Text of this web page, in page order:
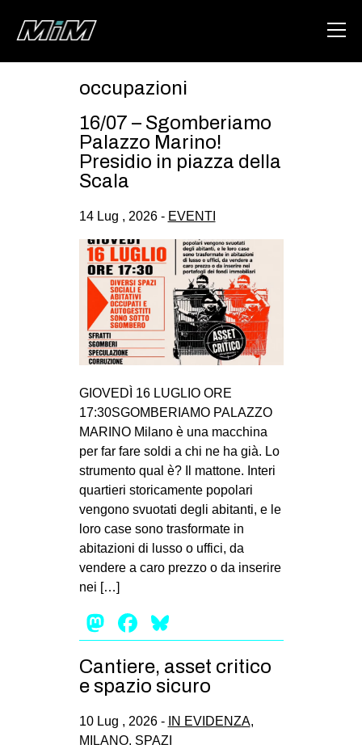
ABOUT
AREA
CSOA LAMBRETTA
MSM
STUDENTI TSUNAMI
ZAM
MOBILITAZIONI
SPAZI
SPORT POPOLARE
MOVIMENTI
AMBIENTE
ANTIFASCISMO
DIRITTO ALL’ABITARE
MIGRAZIONI
REPRESSIONE
CULTURE
occupazioni
16/07 – Sgomberiamo
Palazzo Marino!
Presidio in piazza della
Scala
14 Lug , 2026 - EVENTI
GIOVEDÌ 16 LUGLIO ORE
17:30SGOMBERIAMO PALAZZO
MARINO Milano è una macchina
per far fare soldi a chi ne ha già. Lo
strumento qual è? Il mattone. Interi
quartieri storicamente popolari
vengono svuotati degli abitanti, e le
loro case sono trasformate in
abitazioni di lusso o uffici, da
vendere a caro prezzo o da inserire
nei […]
Mastodon
Facebook
Cantiere, asset critico
e spazio sicuro
10 Lug , 2026 - IN EVIDENZA,
MILANO, SPAZI